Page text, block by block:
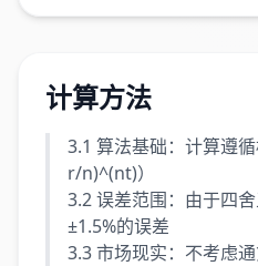
计算方法
3.1 算法基础：计算遵
r/n)^(nt)）
3.2 误差范围：由于四
±1.5%的误差
3.3 市场现实：不考虑